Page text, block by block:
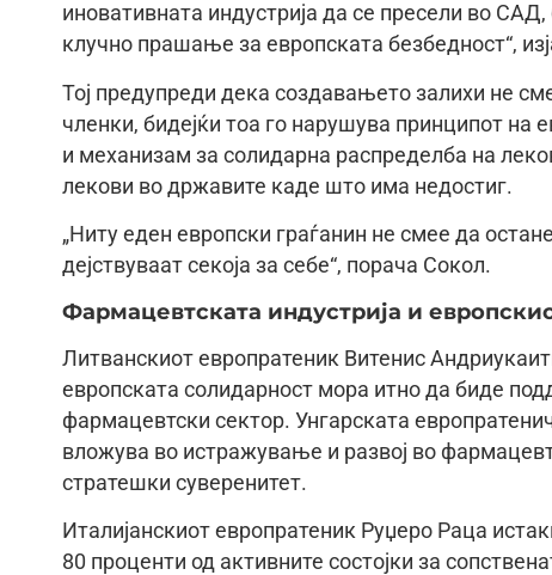
иновативната индустрија да се пресели во
клучно прашање за европската безбедност“,
Тој предупреди дека создавањето залихи не
членки, бидејќи тоа го нарушува принципот на
и механизам за солидарна распределба на
лекови во државите каде што има недостиг.
„Ниту еден европски граѓанин не смее да
дејствуваат секоја за себе“, порача Сокол.
Фармацевтската индустрија и
Литванскиот европратеник Витенис
европската солидарност мора итно да биде
фармацевтски сектор. Унгарската
вложува во истражување и развој во
стратешки суверенитет.
Италијанскиот европратеник Руџеро Раца
80 проценти од активните состојки за